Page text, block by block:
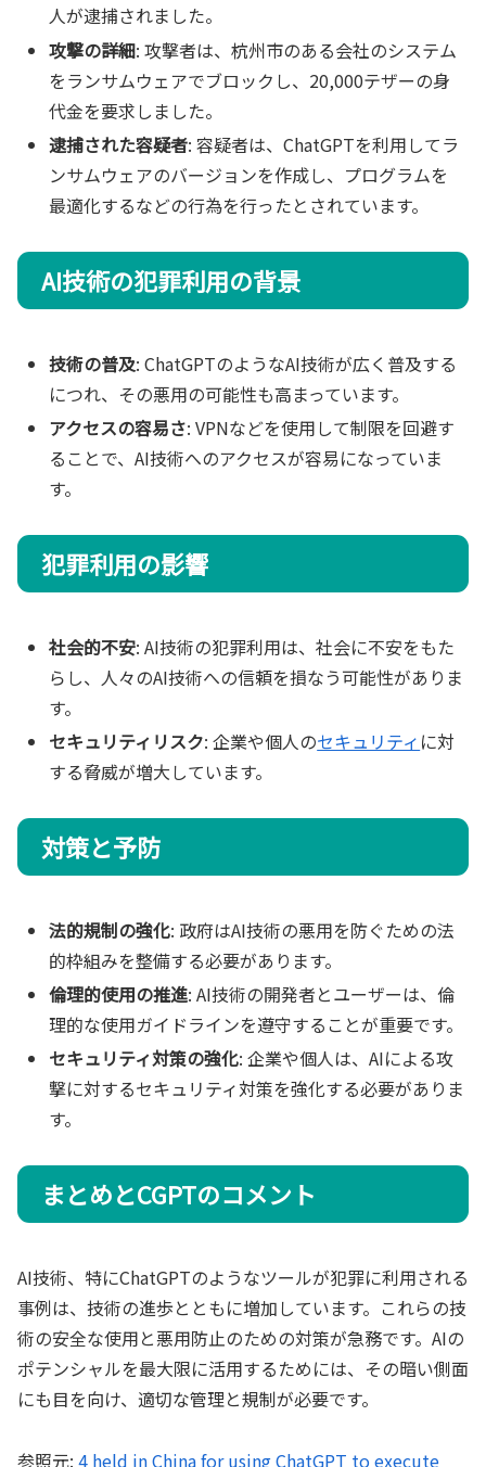
人が逮捕されました。
攻撃の詳細: 攻撃者は、杭州市のある会社のシステム
をランサムウェアでブロックし、20,000テザーの身
代金を要求しました。
逮捕された容疑者: 容疑者は、ChatGPTを利用してラ
ンサムウェアのバージョンを作成し、プログラムを
最適化するなどの行為を行ったとされています。
AI技術の犯罪利用の背景
技術の普及: ChatGPTのようなAI技術が広く普及する
につれ、その悪用の可能性も高まっています。
アクセスの容易さ: VPNなどを使用して制限を回避す
ることで、AI技術へのアクセスが容易になっていま
す。
犯罪利用の影響
社会的不安: AI技術の犯罪利用は、社会に不安をもた
らし、人々のAI技術への信頼を損なう可能性がありま
す。
セキュリティリスク: 企業や個人のセキュリティ に対
する脅威が増大しています。
対策と予防
法的規制の強化: 政府はAI技術の悪用を防ぐための法
的枠組みを整備する必要があります。
倫理的使用の推進: AI技術の開発者とユーザーは、倫
理的な使用ガイドラインを遵守することが重要です。
セキュリティ対策の強化: 企業や個人は、AIによる攻
撃に対するセキュリティ対策を強化する必要がありま
す。
まとめとCGPTのコメント
AI技術、特にChatGPTのようなツールが犯罪に利用される
事例は、技術の進歩とともに増加しています。これらの技
術の安全な使用と悪用防止のための対策が急務です。AIの
ポテンシャルを最大限に活用するためには、その暗い側面
にも目を向け、適切な管理と規制が必要です。
参照元: 4 held in China for using ChatGPT to execute